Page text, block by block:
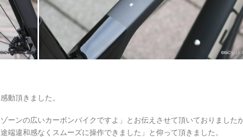
動頂きました。
ーンの広いカーボンバイクですよ」とお伝えさせて頂いておりました
違和感なくスムーズに操作できました」と仰って頂きました。